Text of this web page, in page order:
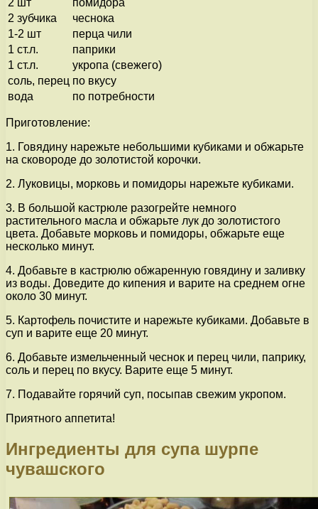
2 шт
помидора
2 зубчика
чеснока
1-2 шт
перца чили
1 ст.л.
паприки
1 ст.л.
укропа (свежего)
соль, перец по вкусу
вода
по потребности
Приготовление:
1. Говядину нарежьте небольшими кубиками и обжарьте
на сковороде до золотистой корочки.
2. Луковицы, морковь и помидоры нарежьте кубиками.
3. В большой кастрюле разогрейте немного
растительного масла и обжарьте лук до золотистого
цвета. Добавьте морковь и помидоры, обжарьте еще
несколько минут.
4. Добавьте в кастрюлю обжаренную говядину и заливку
из воды. Доведите до кипения и варите на среднем огне
около 30 минут.
5. Картофель почистите и нарежьте кубиками. Добавьте в
суп и варите еще 20 минут.
6. Добавьте измельченный чеснок и перец чили, паприку,
соль и перец по вкусу. Варите еще 5 минут.
7. Подавайте горячий суп, посыпав свежим укропом.
Приятного аппетита!
Ингредиенты для супа шурпе
чувашского